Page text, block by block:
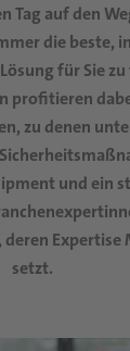
Tag auf den
die beste,
für Sie
profitieren
zu denen
und ein
Expertise
setzt.